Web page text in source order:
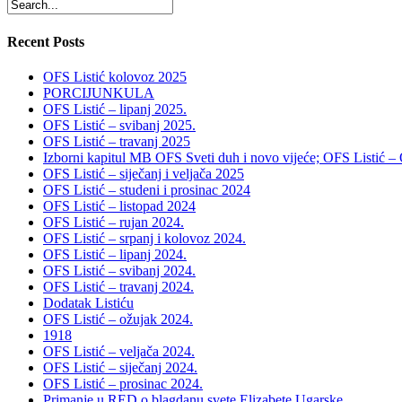
Recent Posts
OFS Listić kolovoz 2025
PORCIJUNKULA
OFS Listić – lipanj 2025.
OFS Listić – svibanj 2025.
OFS Listić – travanj 2025
Izborni kapitul MB OFS Sveti duh i novo vijeće; OFS Listić –
OFS Listić – siječanj i veljača 2025
OFS Listić – studeni i prosinac 2024
OFS Listić – listopad 2024
OFS Listić – rujan 2024.
OFS Listić – srpanj i kolovoz 2024.
OFS Listić – lipanj 2024.
OFS Listić – svibanj 2024.
OFS Listić – travanj 2024.
Dodatak Listiću
OFS Listić – ožujak 2024.
1918
OFS Listić – veljača 2024.
OFS Listić – siječanj 2024.
OFS Listić – prosinac 2024.